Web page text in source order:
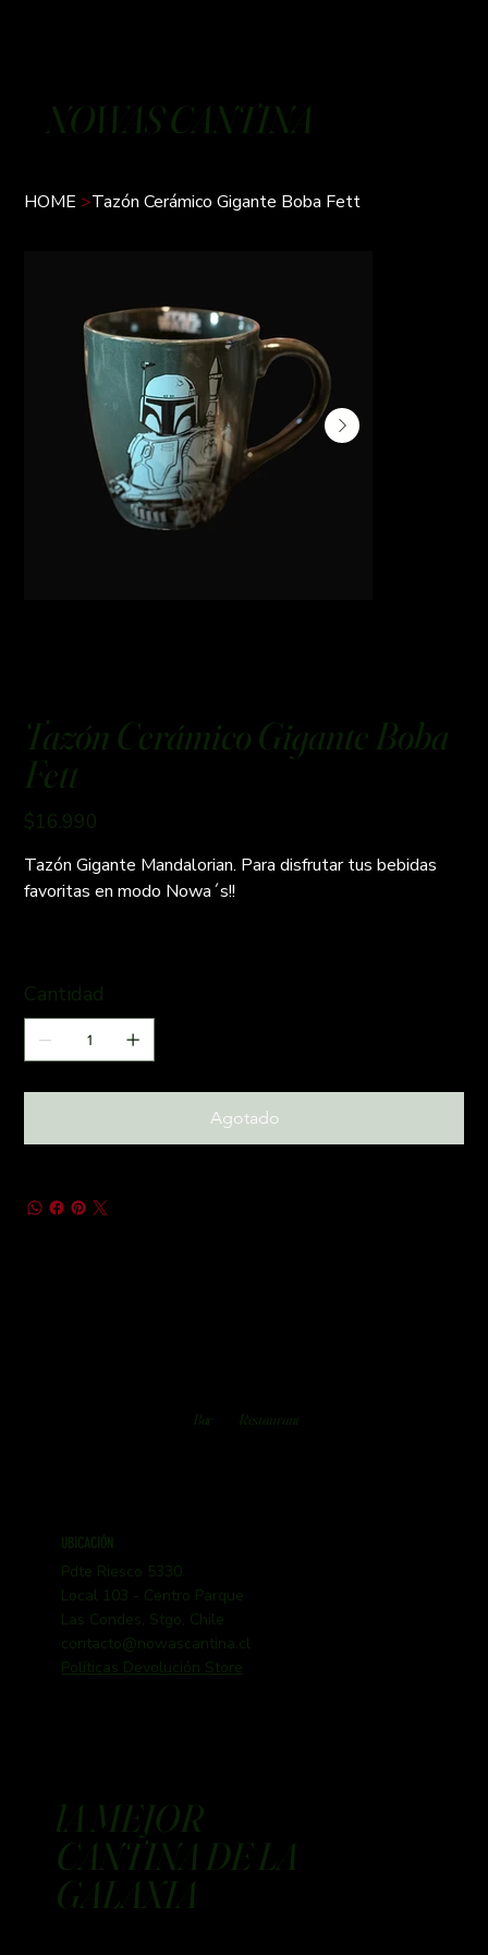
NOWAS CANTINA
HOME >Tazón Cerámico Gigante Boba Fett
Tazón Cerámico Gigante Boba
Fett
Precio
$16.990
Tazón Gigante Mandalorian. Para disfrutar tus bebidas
favoritas en modo Nowa´s!!
Cantidad
Agotado
Bar Restaurant
UBICACIÓN
Pdte Riesco 5330
Local 103 - Centro Parque
Las Condes, Stgo, Chile
contacto@nowascantina.cl
Políticas Devolución Store
lA MEJOR
CANTINA DE LA
GALAXIA